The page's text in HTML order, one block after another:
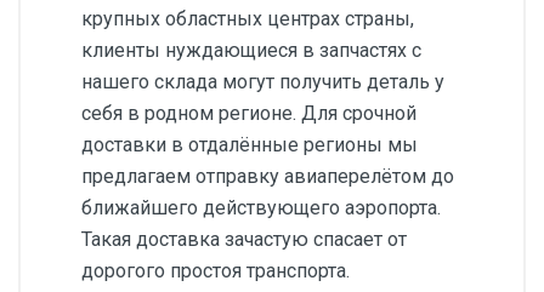
крупных областных центрах страны,
клиенты нуждающиеся в запчастях с
нашего склада могут получить деталь у
себя в родном регионе. Для срочной
доставки в отдалённые регионы мы
предлагаем отправку авиаперелётом до
ближайшего действующего аэропорта.
Такая доставка зачастую спасает от
дорогого простоя транспорта.